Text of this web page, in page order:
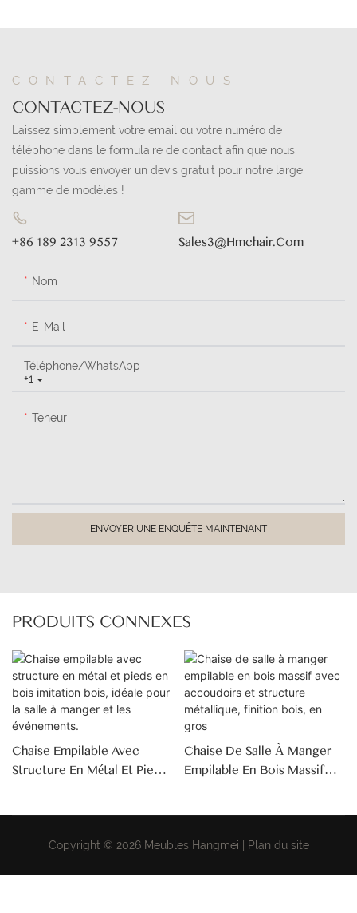
CONTACTEZ-NOUS
CONTACTEZ-NOUS
Laissez simplement votre email ou votre numéro de
téléphone dans le formulaire de contact afin que nous
puissions vous envoyer un devis gratuit pour notre large
gamme de modèles !
+86 189 2313 9557 Sales3@hmchair.com
Nom
E-Mail
+1
Téléphone/WhatsApp
Teneur
ENVOYER UNE ENQUÊTE MAINTENANT
PRODUITS CONNEXES
Chaise Empilable Avec
Structure En Métal Et Pieds
Chaise De Salle À Manger
Empilable En Bois Massif
Copyright © 2026 Meubles Hangmei | Plan du site